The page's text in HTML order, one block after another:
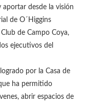
aportar desde la visión
de O´Higgins
de Campo Coya,
ejecutivos del
por la Casa de
ha permitido
abrir espacios de